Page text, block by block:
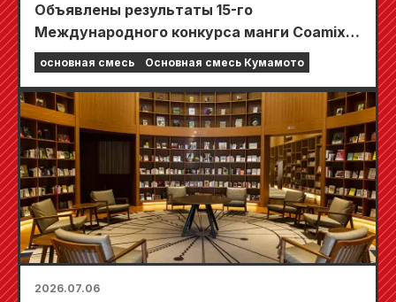
Объявлены результаты 15-го
Международного конкурса манги Coamix
Kyushu!
основная смесь Основная смесь Кумамото
2026.07.06